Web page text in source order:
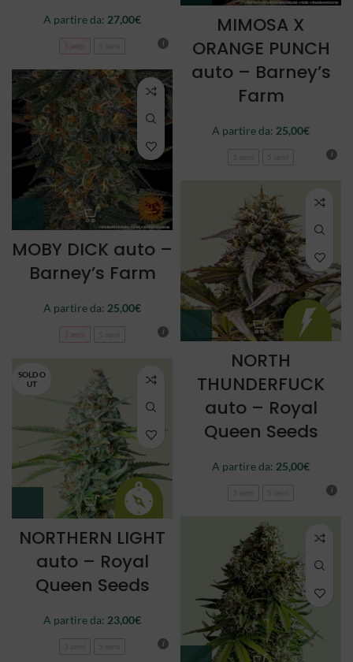
A partire da: 27,00€
3 semi
MIMOSA X
ORANGE PUNCH
auto – Barney’s
Farm
A partire da: 25,00€
MOBY DICK auto –
Barney’s Farm
A partire da: 25,00€
3 semi
NORTH
THUNDERFUCK
auto – Royal
Queen Seeds
A partire da: 25,00€
SOLD O
UT
NORTHERN LIGHT
auto – Royal
Queen Seeds
A partire da: 23,00€